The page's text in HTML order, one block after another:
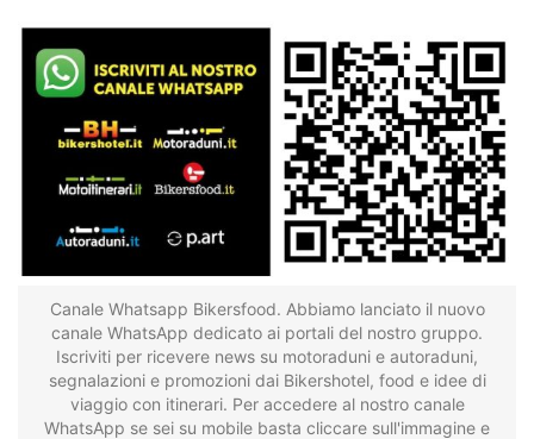
Canale Whatsapp Bikersfood. Abbiamo lanciato il nuovo
canale WhatsApp dedicato ai portali del nostro gruppo.
Iscriviti per ricevere news su motoraduni e autoraduni,
segnalazioni e promozioni dai Bikershotel, food e idee di
viaggio con itinerari. Per accedere al nostro canale
WhatsApp se sei su mobile basta cliccare sull'immagine e